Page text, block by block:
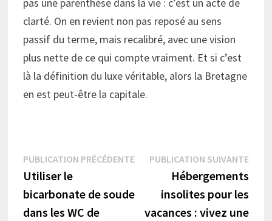
pas une parenthèse dans la vie : c’est un acte de
clarté. On en revient non pas reposé au sens
passif du terme, mais recalibré, avec une vision
plus nette de ce qui compte vraiment. Et si c’est
là la définition du luxe véritable, alors la Bretagne
en est peut-être la capitale.
Navigation
de
l’article
PUBLICATION PRÉCÉDENTEPublication
précédente :
Utiliser le
bicarbonate de soude
dans les WC de
PUBLICATION SUIVANTE
Hébergements
insolites pour les
vacances : vivez une